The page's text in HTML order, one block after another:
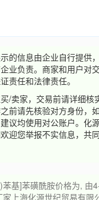
的信息由企业自行提供
业负责。商家和用户对
责任和法律责任。
/卖家，交易前请详细核
前请先核验对方身份，
议均使用对公账户。化
迎您举报不实信息，共
基]苯磺酰胺价格为, 由
上海化源世纪贸易有限